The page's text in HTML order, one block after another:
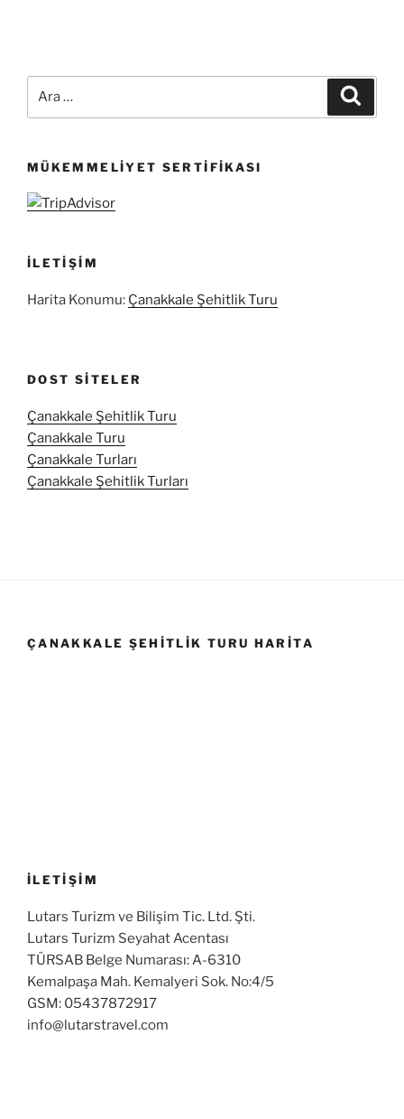
MÜKEMMELIYET SERTIFIKASI
İLETIŞIM
Harita Konumu: Çanakkale Şehitlik Turu
DOST SITELER
Çanakkale Şehitlik Turu
Çanakkale Turu
Çanakkale Turları
Çanakkale Şehitlik Turları
ÇANAKKALE ŞEHITLIK TURU HARITA
İLETİŞİM
Lutars Turizm ve Bilişim Tic. Ltd. Şti.
Lutars Turizm Seyahat Acentası
TÜRSAB Belge Numarası: A-6310
Kemalpaşa Mah. Kemalyeri Sok. No:4/5
GSM: 05437872917
info@lutarstravel.com